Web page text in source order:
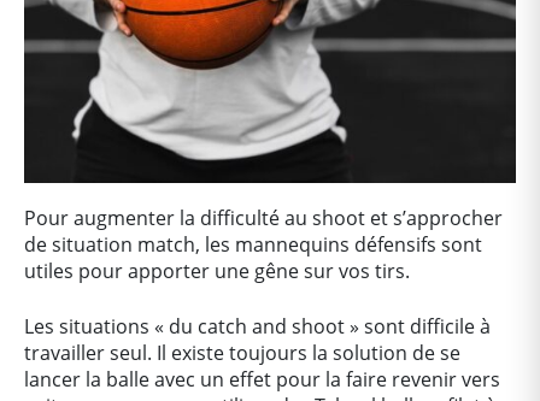
Pour augmenter la difficulté au shoot et s’approcher
de situation match, les mannequins défensifs sont
utiles pour apporter une gêne sur vos tirs.
Les situations « du catch and shoot » sont difficile à
travailler seul. Il existe toujours la solution de se
lancer la balle avec un effet pour la faire revenir vers